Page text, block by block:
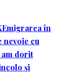
Emigrarea în
nevoie cu
am dorit
și